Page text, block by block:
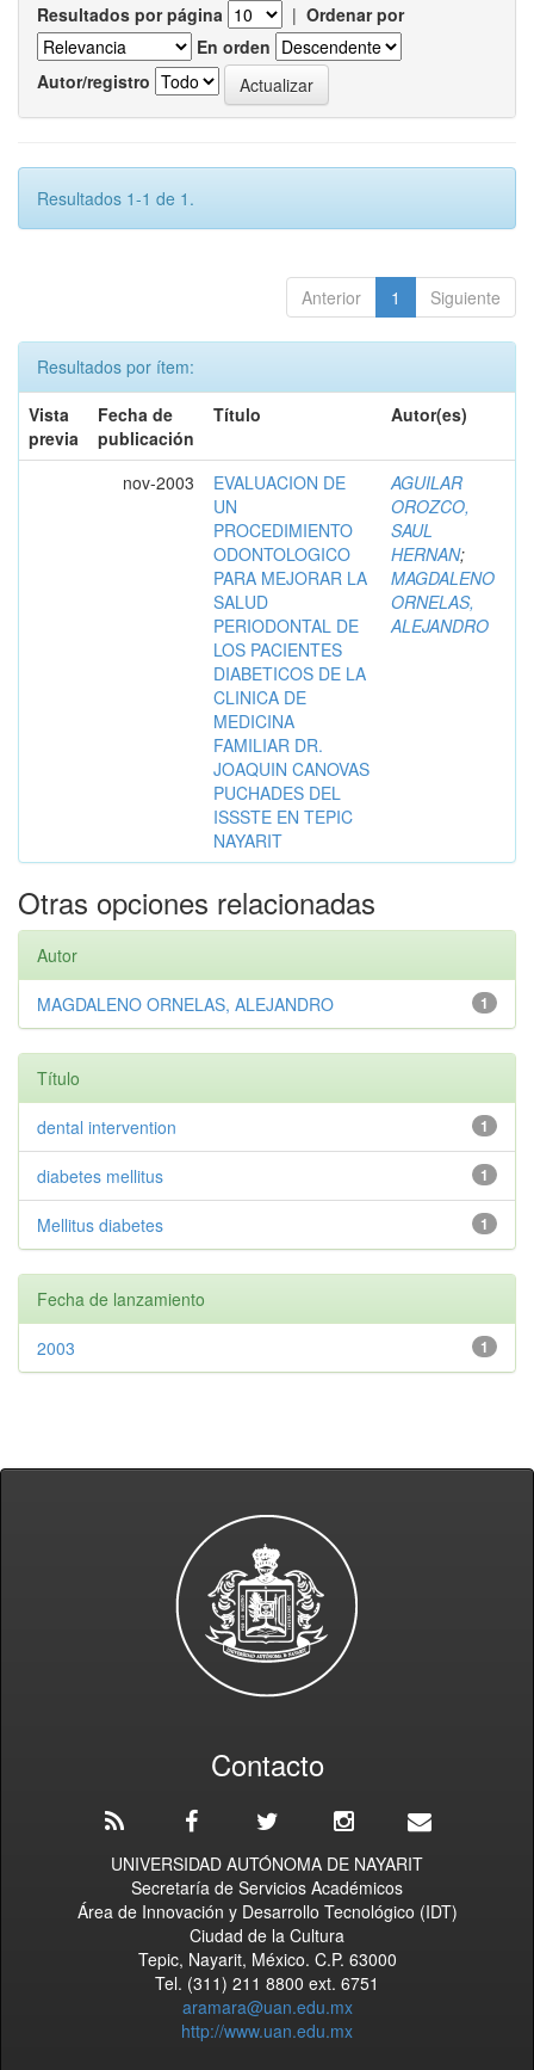
Resultados por página | Ordenar por
En orden
Autor/registro
Resultados 1-1 de 1.
Anterior 1 Siguiente
Resultados por ítem:
Vista
previa
Fecha de
publicación
Título Autor(es)
nov-2003
EVALUACION DE
UN
PROCEDIMIENTO
ODONTOLOGICO
PARA MEJORAR LA
SALUD
PERIODONTAL DE
LOS PACIENTES
DIABETICOS DE LA
CLINICA DE
MEDICINA
FAMILIAR DR.
JOAQUIN CANOVAS
PUCHADES DEL
ISSSTE EN TEPIC
NAYARIT
AGUILAR
OROZCO,
SAUL
HERNAN;
MAGDALENO
ORNELAS,
ALEJANDRO
Otras opciones relacionadas
Autor
1
MAGDALENO ORNELAS, ALEJANDRO
Título
1
dental intervention
1
diabetes mellitus
1
Mellitus diabetes
Fecha de lanzamiento
1
2003
Contacto
UNIVERSIDAD AUTÓNOMA DE NAYARIT
Secretaría de Servicios Académicos
Área de Innovación y Desarrollo Tecnológico (IDT)
Ciudad de la Cultura
Tepic, Nayarit, México. C.P. 63000
Tel. (311) 211 8800 ext. 6751
aramara@uan.edu.mx
http://www.uan.edu.mx